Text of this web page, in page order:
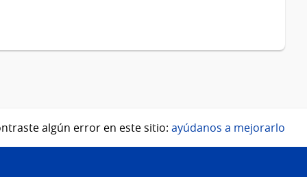
algún error en este sitio: ayúdanos a mejorarlo